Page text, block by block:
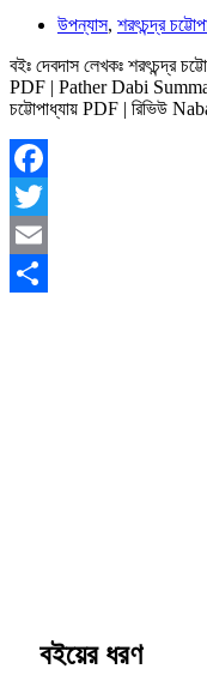
উপন্যাস, শরৎচন্দ্র
বইঃ দেবদাস লেখকঃ শরৎচন্দ্র
PDF | Pather Dabi
চট্টোপাধ্যায় PDF | রিভিউ
Facebook
Twitter
Email
বইয়ের ধরণ